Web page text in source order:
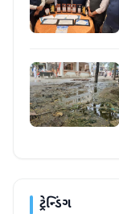
ટ્રેન્ડિંગ